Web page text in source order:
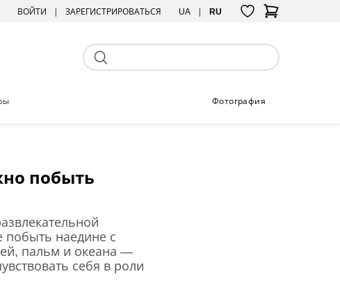
ВОЙТИ ЗАРЕГИСТРИРОВАТЬСЯ UA RU
Фотография
побыть
наедине с
пальм и океана —
себя в роли